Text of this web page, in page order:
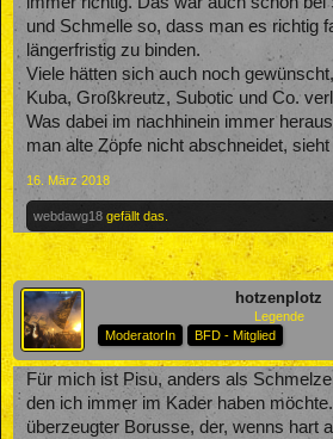
und Schmelle so, dass man es richtig
längerfristig zu binden.
Viele hätten sich auch noch
Kuba, Großkreutz, Subotic und Co.
Was dabei im nachhinein immer
man alte Zöpfe nicht abschneidet,
16. März 2018
webdawg18 gefällt das.
hotzenplotz
Legende
ModeratorIn
BFD - Mitglied
Für mich ist Pisu, anders als
den ich immer im Kader haben
überzeugter Borusse, der, wenns hart